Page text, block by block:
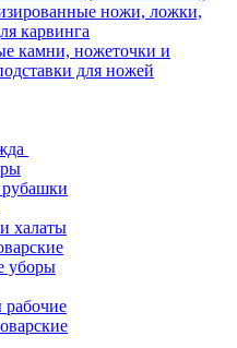
ножи, ложки,
карвинга
камни, ножеточки и
для ножей
халаты
уборы